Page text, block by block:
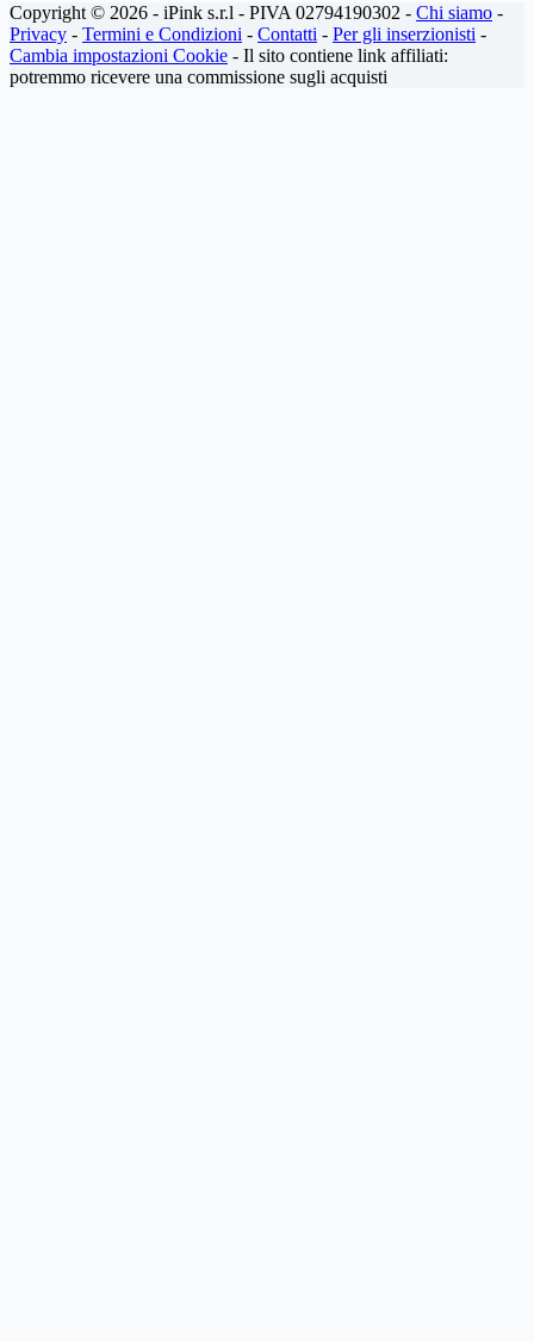
Copyright © 2026 - iPink s.r.l - PIVA 02794190302 - Chi siamo -
Privacy - Termini e Condizioni - Contatti - Per gli inserzionisti -
Cambia impostazioni Cookie - Il sito contiene link affiliati:
potremmo ricevere una commissione sugli acquisti